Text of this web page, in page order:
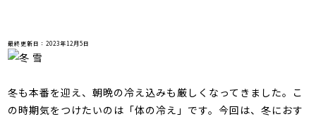
最終更新日：2023年12月5日
冬も本番を迎え、朝晩の冷え込みも厳しくなってきました。 こ
の時期気をつけたいのは「体の冷え」です。今回は、冬におす